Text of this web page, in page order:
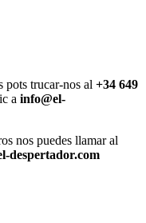
pots trucar-nos al +34 649
a info@el-
nos puedes llamar al
despertador.com